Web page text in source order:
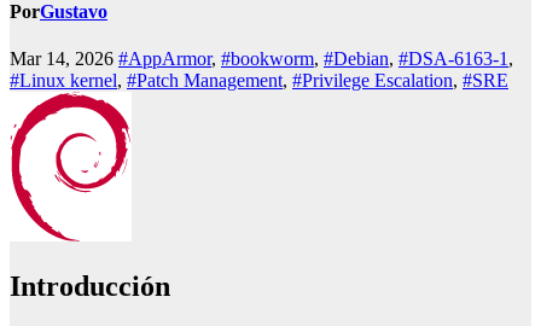
PorGustavo
Mar 14, 2026 #AppArmor, #bookworm, #Debian, #DSA-6163-1,
#Linux kernel, #Patch Management, #Privilege Escalation, #SRE
Introducción